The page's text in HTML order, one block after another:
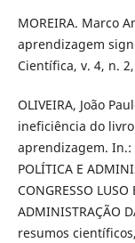
MOREIRA. Marco
aprendizagem
Científica, v. 4, n.
OLIVEIRA, João
ineficiência do
aprendizagem. In.:
POLÍTICA E
CONGRESSO LUSO
ADMINISTRAÇÃO
resumos